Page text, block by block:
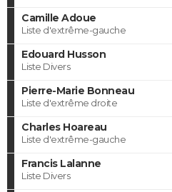
Camille Adoue
Liste d'extrême-gauche
Edouard Husson
Liste Divers
Pierre-Marie Bonneau
Liste d'extrême droite
Charles Hoareau
Liste d'extrême-gauche
Francis Lalanne
Liste Divers